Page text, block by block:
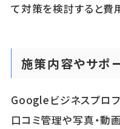
て対策を検討すると費
施策内容やサポ
Googleビジネスプロ
口コミ管理や写真・動